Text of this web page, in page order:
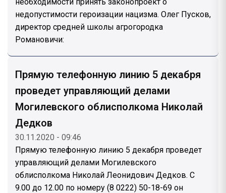
недопустимости героизации нацизма. Олег Пусков,
директор средней школы агрогородка
Романовичи:
Прямую телефонную линию 5 декабря
проведет управляющий делами
Могилевского облисполкома Николай
Дедков
30.11.2020 - 09:46
Прямую телефонную линию 5 декабря проведет
управляющий делами Могилевского
облисполкома Николай Леонидович Дедков. С
9.00 до 12.00 по номеру (8 0222) 50-18-69 он